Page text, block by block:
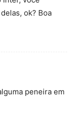
ok? Boa
peneira em